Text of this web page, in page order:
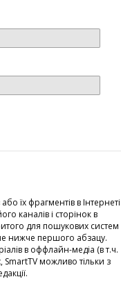
їх фрагментів в Інтернеті
каналів і сторінок в
для пошукових систем
нижче першого абзацу.
в оффлайн-медіа (в т.ч.
можливо тільки з